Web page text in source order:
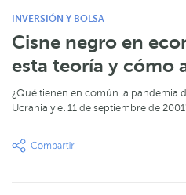
INVERSIÓN Y BOLSA
Cisne negro en
esta teoría y cómo
¿Qué tienen en común la pandemia
Ucrania y el 11 de septiembre de